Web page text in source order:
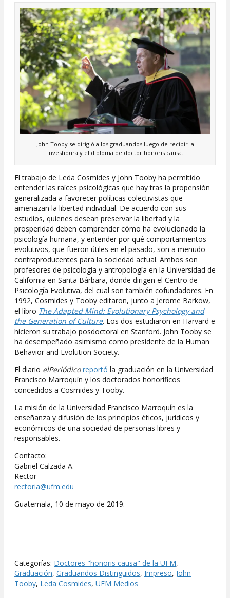
John Tooby se dirigió a los graduandos luego de recibir la
investidura y el diploma de doctor honoris causa.
El trabajo de Leda Cosmides y John Tooby ha permitido
entender las raíces psicológicas que hay tras la propensión
generalizada a favorecer políticas colectivistas que
amenazan la libertad individual. De acuerdo con sus
estudios, quienes desean preservar la libertad y la
prosperidad deben comprender cómo ha evolucionado la
psicología humana, y entender por qué comportamientos
evolutivos, que fueron útiles en el pasado, son a menudo
contraproducentes para la sociedad actual. Ambos son
profesores de psicología y antropología en la Universidad de
California en Santa Bárbara, donde dirigen el Centro de
Psicología Evolutiva, del cual son también cofundadores. En
1992, Cosmides y Tooby editaron, junto a Jerome Barkow,
el libro The Adapted Mind: Evolutionary Psychology and
the Generation of Culture. Los dos estudiaron en Harvard e
hicieron su trabajo posdoctoral en Stanford. John Tooby se
ha desempeñado asimismo como presidente de la Human
Behavior and Evolution Society.
El diario elPeriódico reportó la graduación en la Universidad
Francisco Marroquín y los doctorados honoríficos
concedidos a Cosmides y Tooby.
La misión de la Universidad Francisco Marroquín es la
enseñanza y difusión de los principios éticos, jurídicos y
económicos de una sociedad de personas libres y
responsables.
Contacto:
Gabriel Calzada A.
Rector
rectoria@ufm.edu
Guatemala, 10 de mayo de 2019.
Categorías: Doctores "honoris causa" de la UFM,
Graduación, Graduandos Distinguidos, Impreso, John
Tooby, Leda Cosmides, UFM Medios